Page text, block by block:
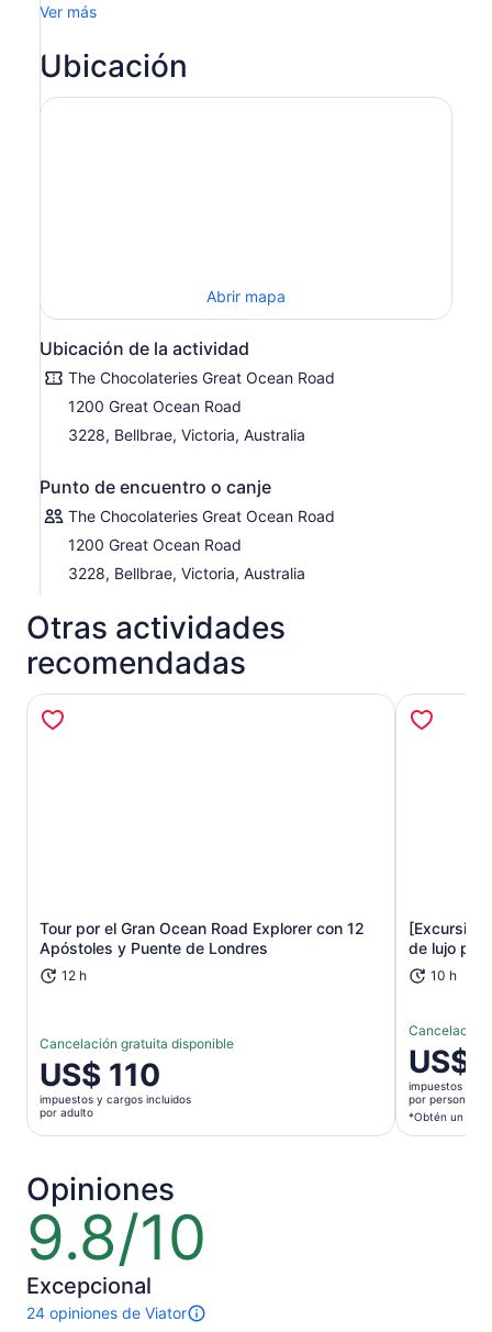
Ver más
Ubicación
Abrir mapa
Ubicación de la actividad
The Chocolateries Great Ocean Road
1200 Great Ocean Road
3228, Bellbrae, Victoria, Australia
Punto de encuentro o canje
The Chocolateries Great Ocean Road
1200 Great Ocean Road
3228, Bellbrae, Victoria, Australia
Otras actividades
recomendadas
Tour por el Gran Ocean Road Explorer con 12
Apóstoles y Puente de Londres
12 h
Cancelación gratuita disponible
El
precio
es
de
por
adulto
US$ 110
impuestos y cargos incluidos
por adulto
Se abrirá en una nueva pestaña
[Excursión
de lujo por
10 h
Cancelación
El
precio
es
de
US$ 917.
US$
impuestos y
por persona*
*Obtén un
Opiniones
9.8/10
9.8
de
10
Excepcional
24 opiniones de Viator
24